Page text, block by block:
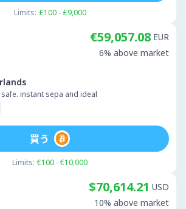
Limits: £100 - £9,000
instant sepa and ideal
€59,057.08 EUR
6% above market
Limits: €100 - €10,000
買う
$70,614.21 USD
10% above market